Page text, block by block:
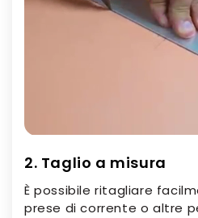
2. Taglio a misura
È possibile ritagliare
prese di corrente o altre